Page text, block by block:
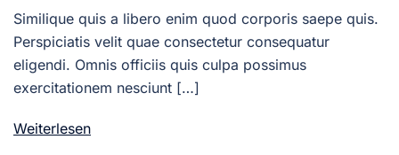
Similique quis a libero enim quod corporis saepe quis.
Perspiciatis velit quae consectetur consequatur
eligendi. Omnis officiis quis culpa possimus
exercitationem nesciunt […]
Weiterlesen